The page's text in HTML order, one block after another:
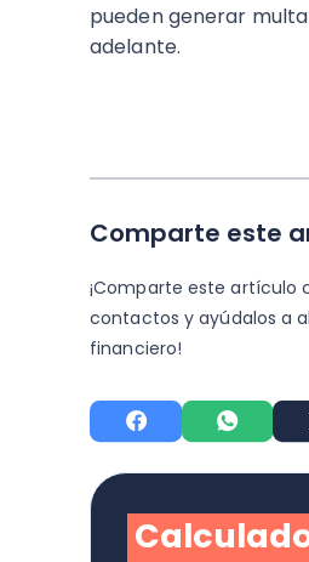
pueden generar multa
adelante.
Comparte este
¡Comparte este artículo
contactos y ayúdalos a
financiero!